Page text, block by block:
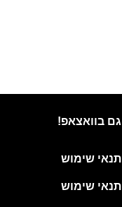
גם בוואצאפ!
תנאי שימוש
תנאי שימוש